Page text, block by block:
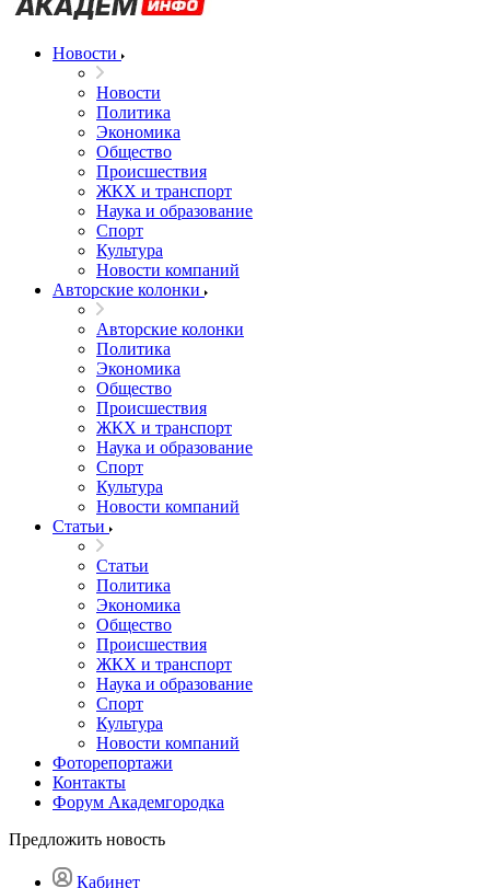
Новости
Новости
Политика
Экономика
Общество
Происшествия
ЖКХ и транспорт
Наука и образование
Спорт
Культура
Новости компаний
Авторские колонки
Авторские колонки
Политика
Экономика
Общество
Происшествия
ЖКХ и транспорт
Наука и образование
Спорт
Культура
Новости компаний
Статьи
Статьи
Политика
Экономика
Общество
Происшествия
ЖКХ и транспорт
Наука и образование
Спорт
Культура
Новости компаний
Фоторепортажи
Контакты
Форум Академгородка
Предложить новость
Кабинет